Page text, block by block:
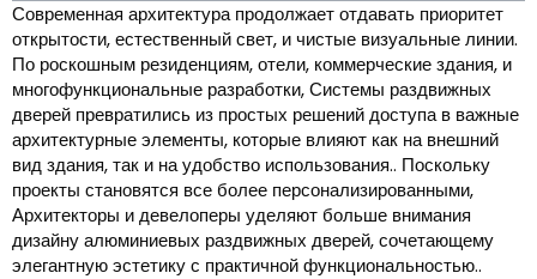
Современная архитектура продолжает отдавать приоритет
открытости, естественный свет, и чистые визуальные линии.
По роскошным резиденциям, отели, коммерческие здания, и
многофункциональные разработки, Системы раздвижных
дверей превратились из простых решений доступа в важные
архитектурные элементы, которые влияют как на внешний
вид здания, так и на удобство использования.. Поскольку
проекты становятся все более персонализированными,
Архитекторы и девелоперы уделяют больше внимания
дизайну алюминиевых раздвижных дверей, сочетающему
элегантную эстетику с практичной функциональностью..